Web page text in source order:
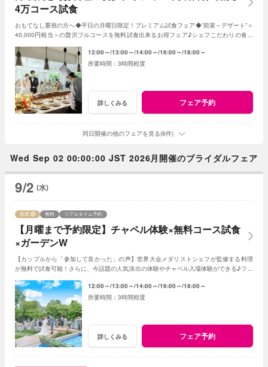
4万コース試食
おもてなし重視の方へ◆平日の月曜日限定！プレミアム試食フェア◆”前菜～デザート”＜
40,000円相当＞の贅沢フルコースを無料試食出来るお得フェア♪シェフこだわりの食材
12:00～ 13:00～ 14:00～ 16:00～ 18:00～
3時間程度
詳しくみる フェア予約
同日開催の他のフェアを見る(6件)
Wed Sep 02 00:00:00 JST 2026月開催のブライダルフェア
9/2 (水)
【月曜まで予約限定】チャペル体験×無料コース試食
×ガーデンW
残席 無料 リアルタイム予約
【カップルから「参加して良かった」の声】世界大会メダリストシェフが監修する料理
が無料で試食可能！さらに、今話題の人気演出の体験やチャペル入場体験ができる♪フェ
12:00～ 13:00～ 14:00～ 16:00～ 18:00～
3時間程度
詳しくみる フェア予約